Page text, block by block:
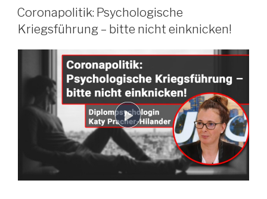
AM
Coronapolitik: Psychologische
Kriegsführung – bitte nicht einknicken!